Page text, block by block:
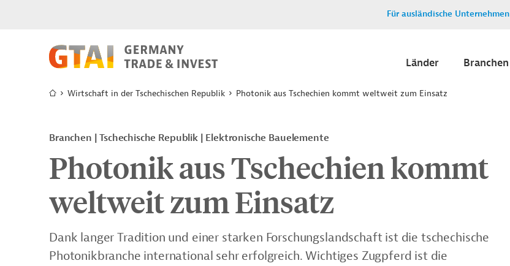
Für ausländische Unternehmen
Länder Branchen
Wirtschaft in der Tschechischen Republik Photonik aus Tschechien kommt weltweit zum Einsatz
Branchen | Tschechische Republik | Elektronische Bauelemente
Photonik aus Tschechien kommt
weltweit zum Einsatz
Dank langer Tradition und einer starken Forschungslandschaft ist die tschechische
Photonikbranche international sehr erfolgreich. Wichtiges Zugpferd ist die